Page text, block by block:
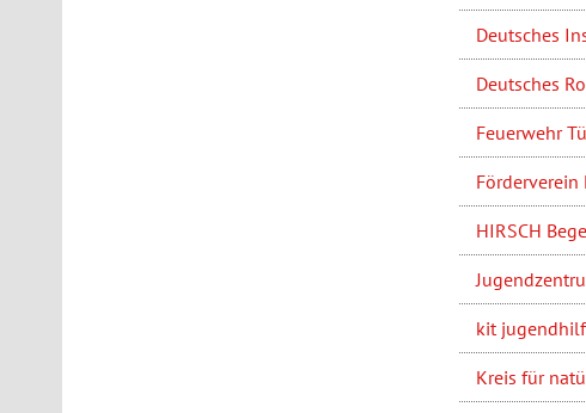
Deutsches
Deutsches
Feuerwehr
Förderverein
HIRSCH
kit
Kreis für